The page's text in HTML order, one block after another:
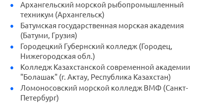
Архангельский морской рыбопромышленный
техникум (Архангельск)
Батумская государственная морская академия
(Батуми, Грузия)
Городецкий Губернский колледж (Городец,
Нижегородская обл.)
Колледж Казахстанской современной академии
"Болашак" (г. Актау, Республика Казахстан)
Ломоносовский морской колледж ВМФ (Санкт-
Петербург)